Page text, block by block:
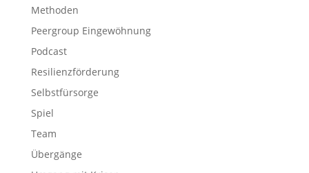
Methoden
Peergroup Eingewöhnung
Podcast
Resilienzförderung
Selbstfürsorge
Spiel
Team
Übergänge